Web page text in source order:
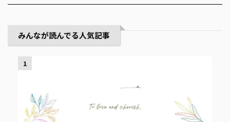
みんなが読んでる人気記事
1